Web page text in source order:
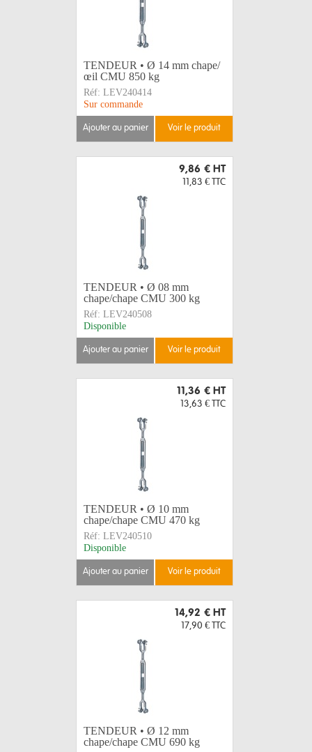
TENDEUR • Ø 14 mm chape/
œil CMU 850 kg
Réf: LEV240414
Sur commande
ajouter au panier voir le produit
9,86 € HT
11,83 € TTC
TENDEUR • Ø 08 mm
chape/chape CMU 300 kg
Réf: LEV240508
Disponible
ajouter au panier voir le produit
11,36 € HT
13,63 € TTC
TENDEUR • Ø 10 mm
chape/chape CMU 470 kg
Réf: LEV240510
Disponible
ajouter au panier voir le produit
14,92 € HT
17,90 € TTC
TENDEUR • Ø 12 mm
chape/chape CMU 690 kg